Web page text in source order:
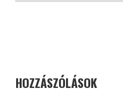
HOZZÁSZÓLÁSOK